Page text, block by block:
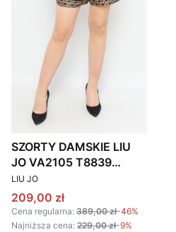
SZORTY DAMSKIE LIU
JO VA2105 T8839
S9727 CZARNE
PRODUCENT
LIU JO
Cena promocyjna
209,00 zł
Cena regularna: 389,00 zł-46%
Najniższa cena: 229,00 zł-9%